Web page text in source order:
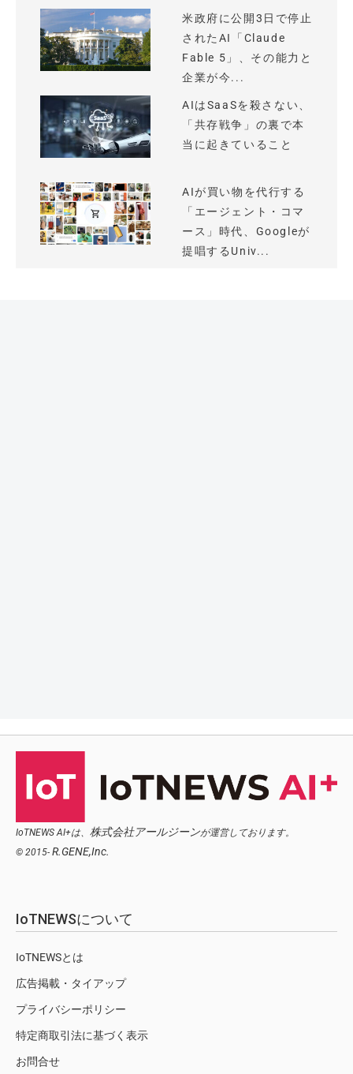
米政府に公開3日で停止
されたAI「Claude
Fable 5」、その能力と
企業が今...
AIはSaaSを殺さない、
「共存戦争」の裏で本
当に起きていること
AIが買い物を代行する
「エージェント・コマ
ース」時代、Googleが
提唱するUniv...
IoTNEWS AI+は、 株式会社アールジーンが運営しております。
© 2015- R.GENE,Inc.
IoTNEWSについて
IoTNEWSとは
広告掲載・タイアップ
プライバシーポリシー
特定商取引法に基づく表示
お問合せ